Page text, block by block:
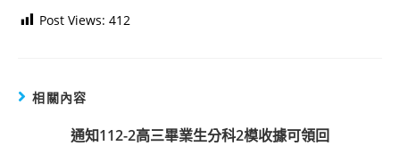
Post Views: 412
相關內容
通知112-2高三畢業生分科2模收據可領回